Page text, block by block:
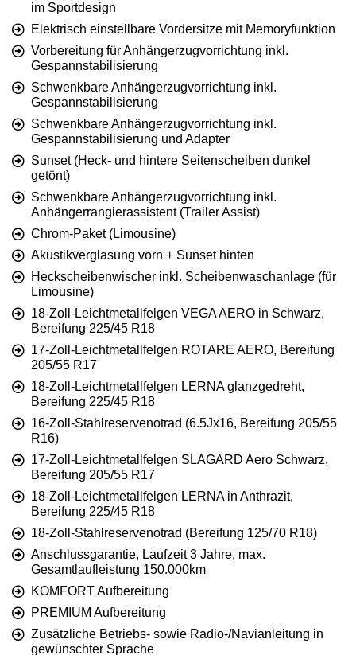
im Sportdesign
Elektrisch einstellbare Vordersitze mit Memoryfunktion
Vorbereitung für Anhängerzugvorrichtung inkl.
Gespannstabilisierung
Schwenkbare Anhängerzugvorrichtung inkl.
Gespannstabilisierung
Schwenkbare Anhängerzugvorrichtung inkl.
Gespannstabilisierung und Adapter
Sunset (Heck- und hintere Seitenscheiben dunkel
getönt)
Schwenkbare Anhängerzugvorrichtung inkl.
Anhängerrangierassistent (Trailer Assist)
Chrom-Paket (Limousine)
Akustikverglasung vorn + Sunset hinten
Heckscheibenwischer inkl. Scheibenwaschanlage (für
Limousine)
18-Zoll-Leichtmetallfelgen VEGA AERO in Schwarz,
Bereifung 225/45 R18
17-Zoll-Leichtmetallfelgen ROTARE AERO, Bereifung
205/55 R17
18-Zoll-Leichtmetallfelgen LERNA glanzgedreht,
Bereifung 225/45 R18
16-Zoll-Stahlreservenotrad (6.5Jx16, Bereifung 205/55
R16)
17-Zoll-Leichtmetallfelgen SLAGARD Aero Schwarz,
Bereifung 205/55 R17
18-Zoll-Leichtmetallfelgen LERNA in Anthrazit,
Bereifung 225/45 R18
18-Zoll-Stahlreservenotrad (Bereifung 125/70 R18)
Anschlussgarantie, Laufzeit 3 Jahre, max.
Gesamtlaufleistung 150.000km
KOMFORT Aufbereitung
PREMIUM Aufbereitung
Zusätzliche Betriebs- sowie Radio-/Navianleitung in
gewünschter Sprache